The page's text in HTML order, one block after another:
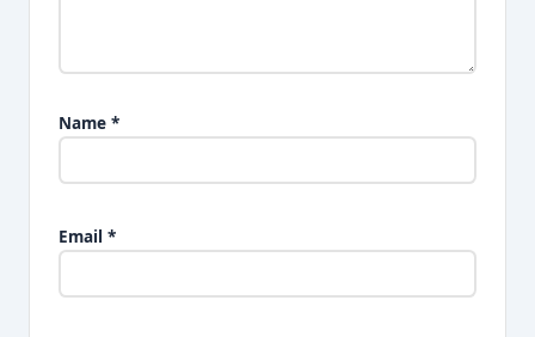
Name *
Email *